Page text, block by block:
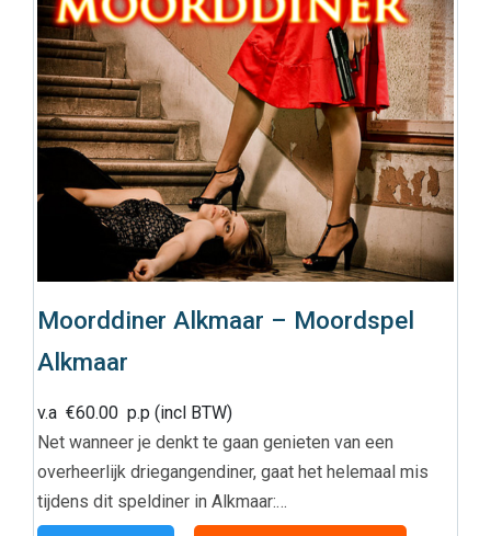
Moorddiner Alkmaar – Moordspel
Alkmaar
v.a€60.00 p.p (incl BTW)
Net wanneer je denkt te gaan genieten van een
overheerlijk driegangendiner, gaat het helemaal mis
tijdens dit speldiner in Alkmaar:…